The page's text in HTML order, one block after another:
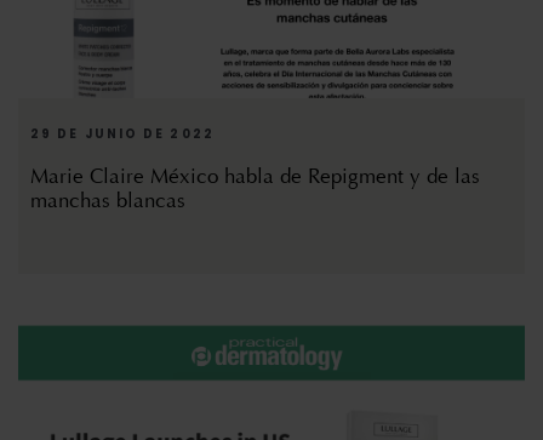
29 DE JUNIO DE 2022
Marie Claire México habla de Repigment y de las
manchas blancas